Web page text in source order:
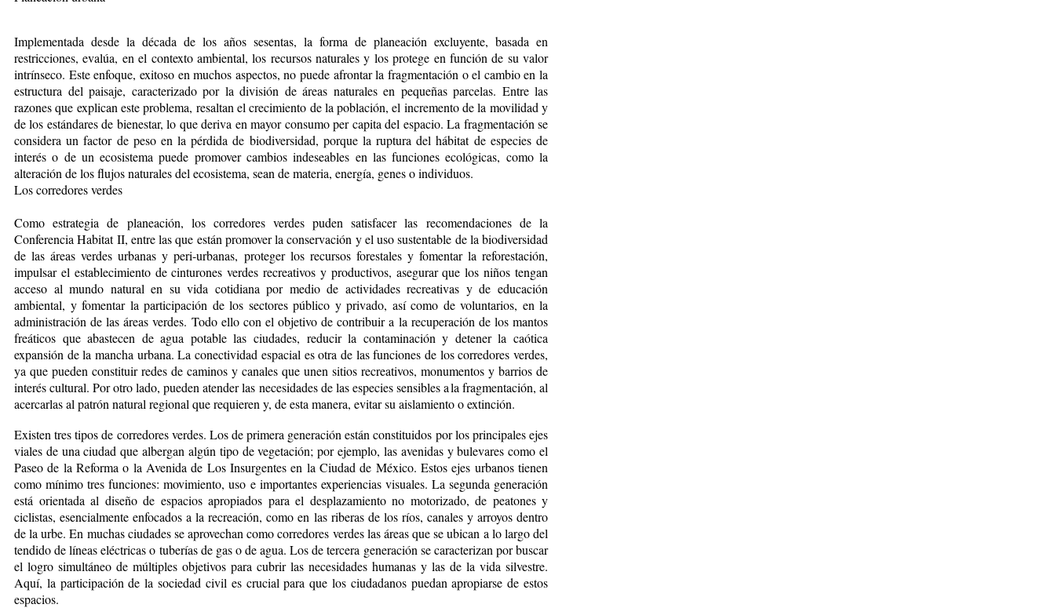
Implementada desde la década de los años sesentas, la forma de planeación excluyente, basada en
restricciones, evalúa, en el contexto ambiental, los recursos naturales y los protege en función de su valor
intrínseco. Este enfoque, exitoso en muchos aspectos, no puede afrontar la fragmentación o el cambio en la
estructura del paisaje, caracterizado por la división de áreas naturales en pequeñas parcelas. Entre las
razones que explican este problema, resaltan el crecimiento de la población, el incremento de la movilidad y
de los estándares de bienestar, lo que deriva en mayor consumo per capita del espacio. La fragmentación se
considera un factor de peso en la pérdida de biodiversidad, porque la ruptura del hábitat de especies de
interés o de un ecosistema puede promover cambios indeseables en las funciones ecológicas, como la
alteración de los flujos naturales del ecosistema, sean de materia, energía, genes o individuos.
Los corredores verdes
Como estrategia de planea­ción, los corredores verdes puden satisfacer las recomendaciones de la
Conferencia Habitat II, entre las que están promover la conservación y el uso sustentable de la biodiversidad
de las áreas verdes urbanas y peri-urbanas, proteger los recursos forestales y fomentar la reforestación,
impulsar el establecimiento de cinturones verdes recreativos y productivos, asegurar que los niños tengan
acceso al mundo natural en su vida cotidiana por medio de actividades recreativas y de educación
ambiental, y fomentar la participación de los sectores público y privado, así como de voluntarios, en la
administración de las áreas verdes. Todo ello con el objetivo de contribuir a la recuperación de los mantos
freáticos que abastecen de agua potable las ciudades, reducir la contaminación y de­tener la caótica
expansión de la mancha urbana. La co­nectividad espacial es otra de las funciones de los corredores verdes,
ya que pueden constituir redes de caminos y canales que unen sitios recrea­tivos, monumentos y barrios de
interés cultu­ral. Por otro lado, pueden atender las necesidades de las especies sensibles a la fragmentación, al
acercarlas al patrón natural regional que requieren y, de esta manera, evitar su aislamiento o ex­tinción.
Existen tres tipos de co­rredores verdes. Los de primera generación están constituidos por los principales ejes
viales de una ciudad que albergan algún tipo de vegetación; por ejemplo, las avenidas y bulevares como el
Paseo de la Reforma o la Avenida de Los Insurgentes en la Ciudad de México. Es­tos ejes urbanos tienen
como mínimo tres funciones: movimiento, uso e importantes experiencias visuales. La segunda generación
está orientada al diseño de espacios apropiados para el desplazamiento no motorizado, de peatones y
ciclistas, esencialmente enfocados a la recreación, como en las riberas de los ríos, canales y arroyos dentro
de la urbe. En muchas ciudades se aprovechan co­mo corredores verdes las áreas que se ubican a lo largo del
tendido de líneas eléctricas o tuberías de gas o de agua. Los de tercera generación se caracterizan por buscar
el logro simultáneo de múltiples objetivos para cubrir las necesidades humanas y las de la vida silvestre.
Aquí, la participación de la sociedad civil es crucial para que los ciudadanos puedan apropiarse de estos
espacios.